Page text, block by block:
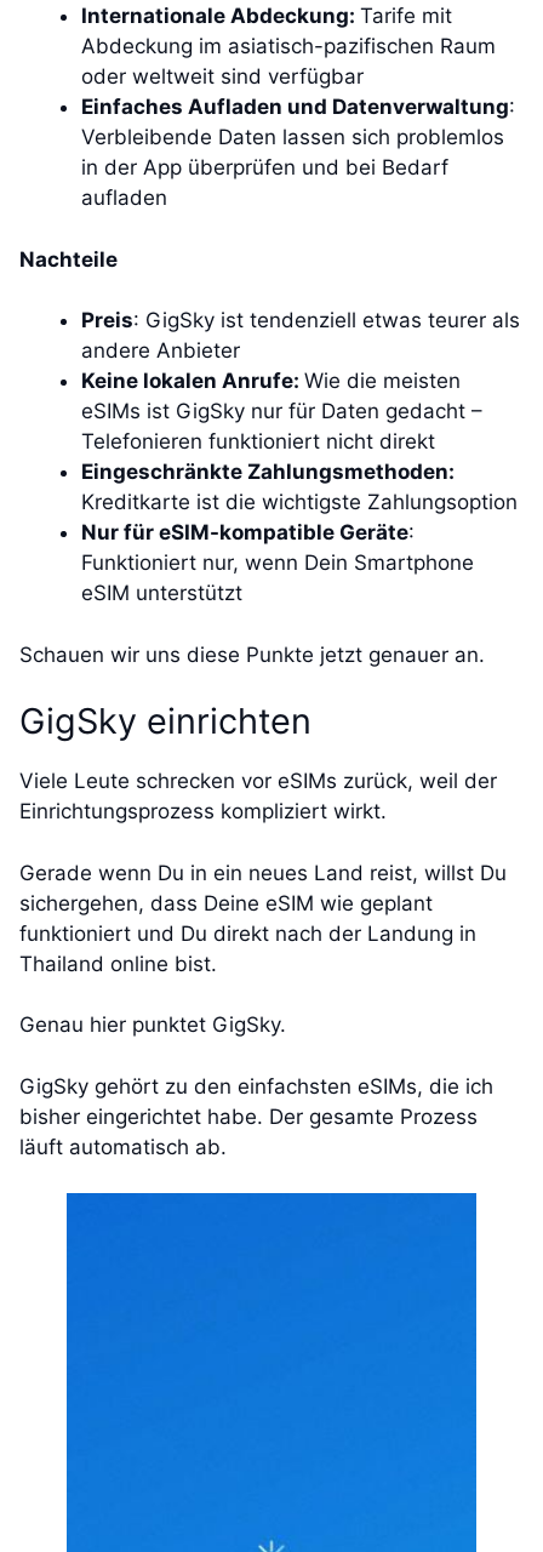
Internationale Abdeckung: Tarife mit
Abdeckung im asiatisch-pazifischen Raum
oder weltweit sind verfügbar
Einfaches Aufladen und Datenverwaltung:
Verbleibende Daten lassen sich problemlos
in der App überprüfen und bei Bedarf
aufladen
Nachteile
Preis: GigSky ist tendenziell etwas teurer als
andere Anbieter
Keine lokalen Anrufe: Wie die meisten
eSIMs ist GigSky nur für Daten gedacht –
Telefonieren funktioniert nicht direkt
Eingeschränkte Zahlungsmethoden:
Kreditkarte ist die wichtigste Zahlungsoption
Nur für eSIM-kompatible Geräte:
Funktioniert nur, wenn Dein Smartphone
eSIM unterstützt
Schauen wir uns diese Punkte jetzt genauer an.
GigSky einrichten
Viele Leute schrecken vor eSIMs zurück, weil der
Einrichtungsprozess kompliziert wirkt.
Gerade wenn Du in ein neues Land reist, willst Du
sichergehen, dass Deine eSIM wie geplant
funktioniert und Du direkt nach der Landung in
Thailand online bist.
Genau hier punktet GigSky.
GigSky gehört zu den einfachsten eSIMs, die ich
bisher eingerichtet habe. Der gesamte Prozess
läuft automatisch ab.